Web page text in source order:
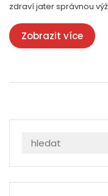
zdraví jater správnou
Zobrazit více